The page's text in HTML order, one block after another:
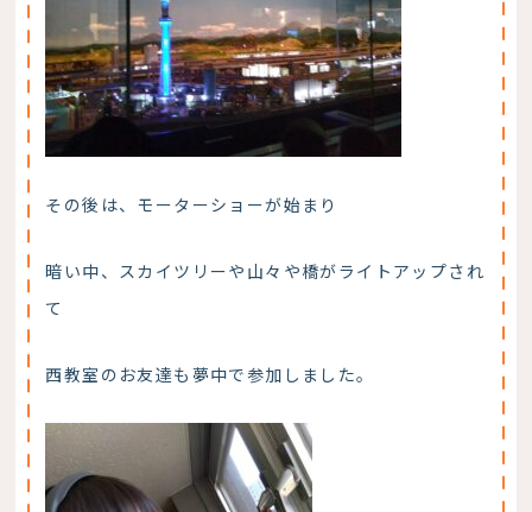
その後は、モーターショーが始まり
暗い中、スカイツリーや山々や橋がライトアップされ
て
西教室のお友達も夢中で参加しました。